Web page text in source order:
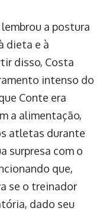
a postura
dieta e à
disso, Costa
intenso do
Conte era
a alimentação,
atletas durante
surpresa com o
que,
se o treinador
dado seu